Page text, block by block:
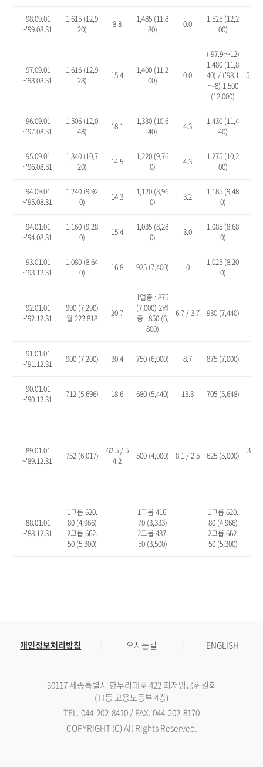
'98.09.01
~'99.08.31
1,615 (12,9
20)
8.8
1,485 (11,8
80)
0.0
1,525 (12,2
00)
'97.09.01
~'98.08.31
1,616 (12,9
28)
15.4
1,400 (11,2
00)
0.0
(’97.9～12)
1,480 (11,8
40) / (’98.1
～8) 1,500
(12,000)
5.7 /
'96.09.01
~'97.08.31
1,506 (12,0
48)
18.1
1,330 (10,6
40)
4.3
1,430 (11,4
40)
'95.09.01
~'96.08.31
1,340 (10,7
20)
14.5
1,220 (9,76
0)
4.3
1.275 (10,2
00)
'94.09.01
~'95.08.31
1,240 (9,92
0)
14.3
1,120 (8,96
0)
3.2
1,185 (9,48
0)
'94.01.01
~'94.08.31
1,160 (9,28
0)
15.4
1,035 (8,28
0)
3.0
1,085 (8,68
0)
'93.01.01
~'93.12.31
1,080 (8,64
0)
16.8 925 (7,400) 0
1,025 (8,20
0)
'92.01.01
~'92.12.31
990 (7,290)
월 223,818
20.7
1업종 : 875
(7,000) 2업
종 : 850 (6,
800)
6.7 / 3.7 930 (7,440)
'91.01.01
~'91.12.31
900 (7,200) 30.4 750 (6,000) 8.7 875 (7,000)
'90.01.01
~'90.12.31
712 (5,696) 18.6 680 (5,440) 13.3 705 (5,648)
'89.01.01
~'89.12.31
752 (6,017)
62.5 / 5
4.2
500 (4,000) 8.1 / 2.5 625 (5,000)
35.1
'88.01.01
~'88.12.31
1그룹 620.
80 (4,966)
2그룹 662.
50 (5,300)
-
1그룹 416.
70 (3,333)
2그룹 437.
50 (3,500)
-
1그룹 620.
80 (4,966)
2그룹 662.
50 (5,300)
개인정보처리방침 오시는길 ENGLISH
30117 세종특별시 한누리대로 422 최저임금위원회
(11동 고용노동부 4층)
TEL. 044-202-8410 / FAX. 044-202-8170
COPYRIGHT (C) All Rights Reserved.